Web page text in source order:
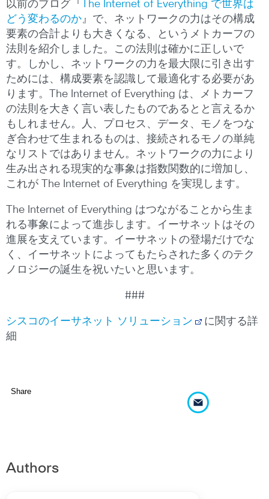
以前のブログ『
The Internet of Everything で世界は
どう変わるのか』で、ネットワークの力はその構成
要素の合計よりも大きくなる、というメトカーフの
法則を紹介しました。この法則は確かに正しいで
す。しかし、ネットワークの力を最大限に引き出す
ためには、構成要素を認識して最適化する必要があ
ります。The Internet of Everything は、メトカーフ
の法則を大きく言い表したものであるとと言えるか
もしれません。人、プロセス、データ、モノをつな
ぎ合わせて生まれるものは、接続されるモノの単純
なリストではありません。ネットワークの力により
生み出される現実的な事象は指数関数的に増加し、
これが The Internet of Everything を実現します。
The Internet of Everything はつながることから生ま
れる事象によって進歩します。イーサネットはその
進展を支えています。イーサネットの登場だけでな
く、イーサネットによってもたらされた多くのテク
ノロジーの誕生を祝いたいと思います。
###
シスコのイーサネット ソリューション
に関する詳
細
Share
Authors